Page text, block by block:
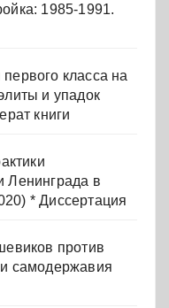
1985-1991.
класса на
и упадок
книги
Ленинграда в
* Диссертация
против
самодержавия